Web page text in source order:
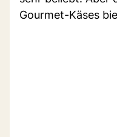
Gourmet-Käses